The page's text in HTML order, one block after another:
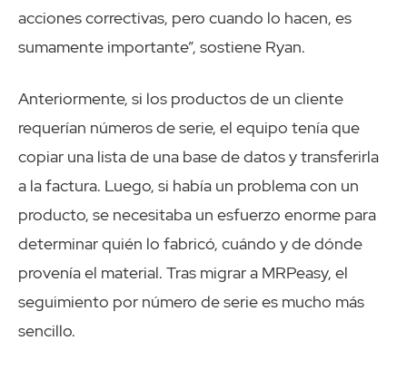
acciones correctivas, pero cuando lo hacen, es
sumamente importante”, sostiene Ryan.
Anteriormente, si los productos de un cliente
requerían números de serie, el equipo tenía que
copiar una lista de una base de datos y transferirla
a la factura. Luego, si había un problema con un
producto, se necesitaba un esfuerzo enorme para
determinar quién lo fabricó, cuándo y de dónde
provenía el material. Tras migrar a MRPeasy, el
seguimiento por número de serie es mucho más
sencillo.